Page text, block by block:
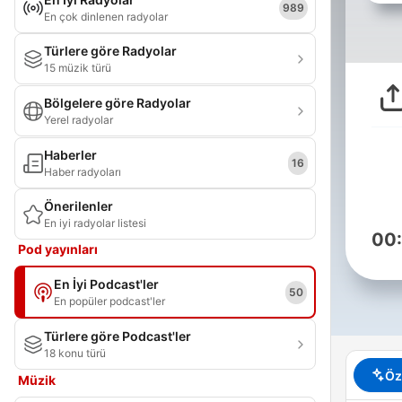
En çok dinlenen radyolar
989
Türlere göre Radyolar
15 müzik türü
Bölgelere göre Radyolar
Yerel radyolar
Haberler
Haber radyoları
16
Önerilenler
En iyi radyolar listesi
Pod yayınları
En İyi Podcast'ler
En popüler podcast'ler
50
Türlere göre Podcast'ler
18 konu türü
Müzik